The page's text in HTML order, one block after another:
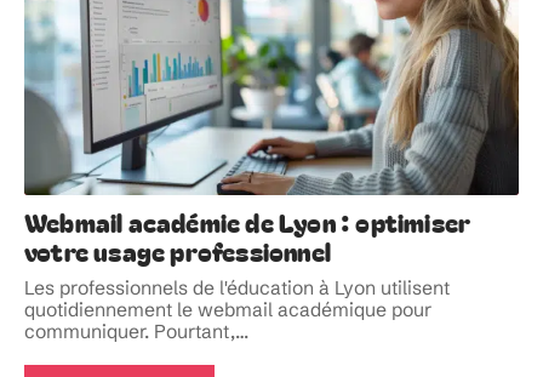
Webmail académie de Lyon : optimiser
votre usage professionnel
Les professionnels de l'éducation à Lyon utilisent
quotidiennement le webmail académique pour
communiquer. Pourtant,…